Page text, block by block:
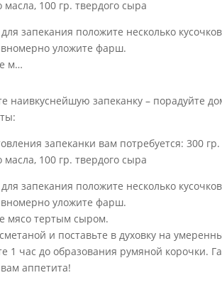
масла, 100 гр. твердого сыра
запекания положите несколько
уложите фарш.
м…
наивкуснейшую запеканку – порадуйте
запеканки вам потребуется: 300
масла, 100 гр. твердого сыра
запекания положите несколько
уложите фарш.
мясо тертым сыром.
и поставьте в духовку на
1 час до образования румяной корочки.
аппетита!